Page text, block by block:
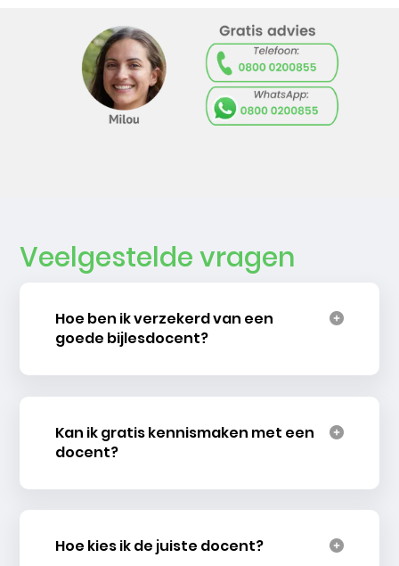
Veelgestelde vragen
Hoe ben ik verzekerd van een
goede bijlesdocent?
Kan ik gratis kennismaken met een
docent?
Hoe kies ik de juiste docent?